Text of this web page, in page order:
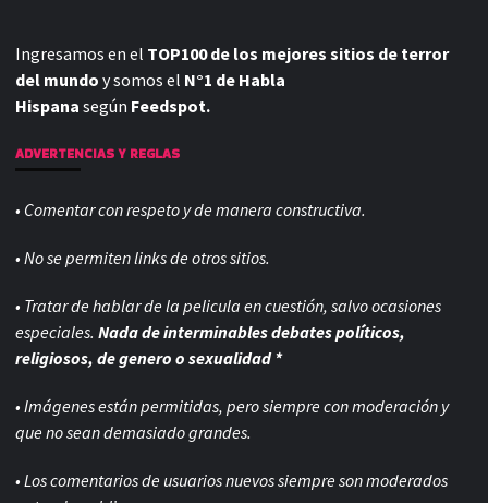
Ingresamos en el TOP100 de los mejores sitios de terror
del mundo y somos el N°1 de Habla
Hispana según Feedspot.
ADVERTENCIAS Y REGLAS
• Comentar con respeto y de manera constructiva.
• No se permiten links de otros sitios.
• Tratar de hablar de la pelicula en cuestión, salvo ocasiones
especiales. Nada de interminables debates políticos,
religiosos, de genero o sexualidad *
• Imágenes están permitidas, pero siempre conmoderación y
que no sean demasiado grandes.
• Los comentarios de usuarios nuevos siempre son moderados